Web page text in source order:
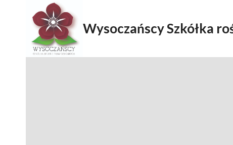
Wysoczańscy Szkółka